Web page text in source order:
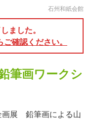
石州和紙会館
ました。
確認ください。
筆画ワークシ
画展 鉛筆画による山